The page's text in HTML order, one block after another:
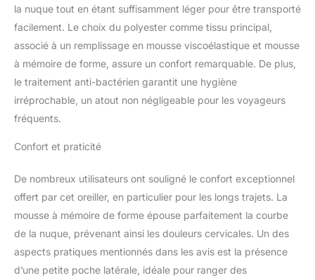
CORP : nous nous
engageons à créer des
accessoires confortables
qui offrent non
seulement un confort et
un soutien
exceptionnels, mais
aux pratiques
commerciales éthiques.
S'endormir et rester
endormi :
conçu, ce coussin de
nuque pour dormir en
la nuque tout en étant suffisamment léger pour être transporté
facilement. Le choix du polyester comme tissu principal,
associé à un remplissage en mousse viscoélastique et mousse
à mémoire de forme, assure un confort remarquable. De plus,
le traitement anti-bactérien garantit une hygiène
irréprochable, un atout non négligeable pour les voyageurs
fréquents.
Confort et praticité
De nombreux utilisateurs ont souligné le confort exceptionnel
offert par cet oreiller, en particulier pour les longs trajets. La
mousse à mémoire de forme épouse parfaitement la courbe
de la nuque, prévenant ainsi les douleurs cervicales. Un des
aspects pratiques mentionnés dans les avis est la présence
d’une petite poche latérale, idéale pour ranger des